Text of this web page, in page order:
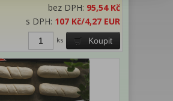
bez DPH: 95,54 Kč
s DPH: 107 Kč/4,27 EUR
Koupit
ks